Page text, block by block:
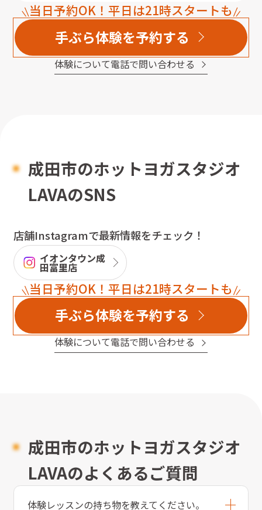
当日予約OK！平日は21時スタートも
手ぶら体験を予約する
体験について電話で問い合わせる
成田市のホットヨガスタジオ
LAVAのSNS
店舗Instagramで最新情報をチェック！
イオンタウン成
田富里店
当日予約OK！平日は21時スタートも
手ぶら体験を予約する
体験について電話で問い合わせる
成田市のホットヨガスタジオ
LAVAのよくあるご質問
体験レッスンの持ち物を教えてください。